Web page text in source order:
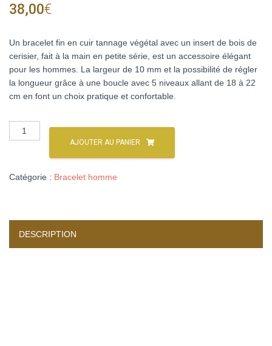
38,00€
Un bracelet fin en cuir tannage végétal avec un insert de bois de
cerisier, fait à la main en petite série, est un accessoire élégant
pour les hommes. La largeur de 10 mm et la possibilité de régler
la longueur grâce à une boucle avec 5 niveaux allant de 18 à 22
cm en font un choix pratique et confortable.
AJOUTER AU PANIER
Catégorie : Bracelet homme
DESCRIPTION